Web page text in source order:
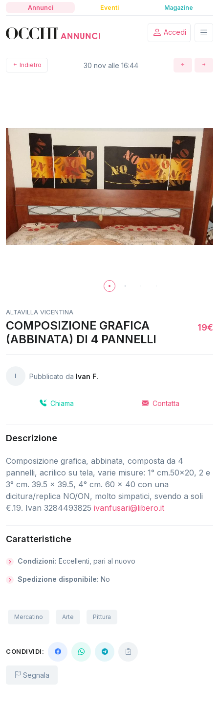
Annunci Eventi Magazine
Accedi
Indietro 30 nov alle 16:44
ALTAVILLA VICENTINA
COMPOSIZIONE GRAFICA
(ABBINATA) DI 4 PANNELLI
19€
I Pubblicato da Ivan F.
Chiama Contatta
Descrizione
Composizione grafica, abbinata, composta da 4
pannelli, acrilico su tela, varie misure: 1° cm.50x20, 2 e
3° cm. 39.5 x 39.5, 4° cm. 60 x 40 con una
dicitura/replica NO/ON, molto simpatici, svendo a soli
€.19. Ivan 3284493825 ivanfusari@libero.it
Caratteristiche
Condizioni: Eccellenti, pari al nuovo
Spedizione disponibile: No
Mercatino Arte Pittura
CONDIVIDI:
Segnala